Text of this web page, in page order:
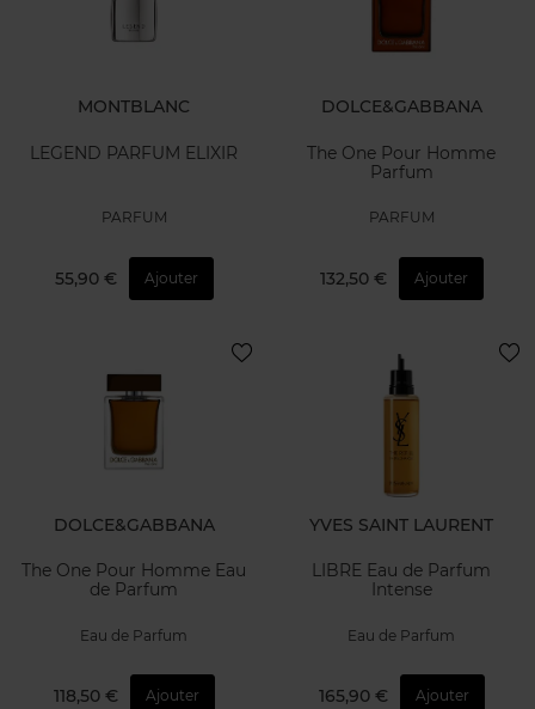
MONTBLANC
LEGEND PARFUM ELIXIR
PARFUM
55,90 € Ajouter
DOLCE&GABBANA
The One Pour Homme
Parfum
PARFUM
132,50 € Ajouter
DOLCE&GABBANA
The One Pour Homme Eau
de Parfum
Eau de Parfum
118,50 € Ajouter
YVES SAINT LAURENT
LIBRE Eau de Parfum
Intense
Eau de Parfum
165,90 € Ajouter